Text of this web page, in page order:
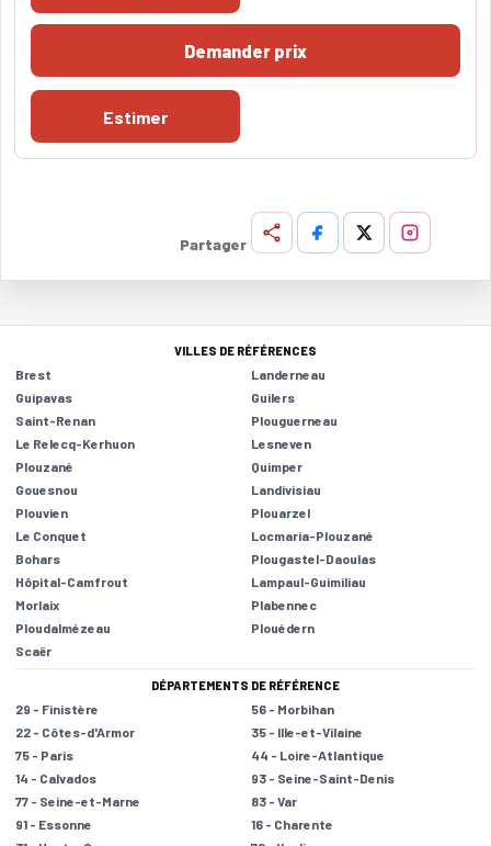
Demander prix
Estimer
Partager
VILLES DE RÉFÉRENCES
Brest
Landerneau
Guipavas
Guilers
Saint-Renan
Plouguerneau
Le Relecq-Kerhuon
Lesneven
Plouzané
Quimper
Gouesnou
Landivisiau
Plouvien
Plouarzel
Le Conquet
Locmaria-Plouzané
Bohars
Plougastel-Daoulas
Hôpital-Camfrout
Lampaul-Guimiliau
Morlaix
Plabennec
Ploudalmézeau
Plouédern
Scaër
DÉPARTEMENTS DE RÉFÉRENCE
29 - Finistère
56 - Morbihan
22 - Côtes-d'Armor
35 - Ille-et-Vilaine
75 - Paris
44 - Loire-Atlantique
14 - Calvados
93 - Seine-Saint-Denis
77 - Seine-et-Marne
83 - Var
91 - Essonne
16 - Charente